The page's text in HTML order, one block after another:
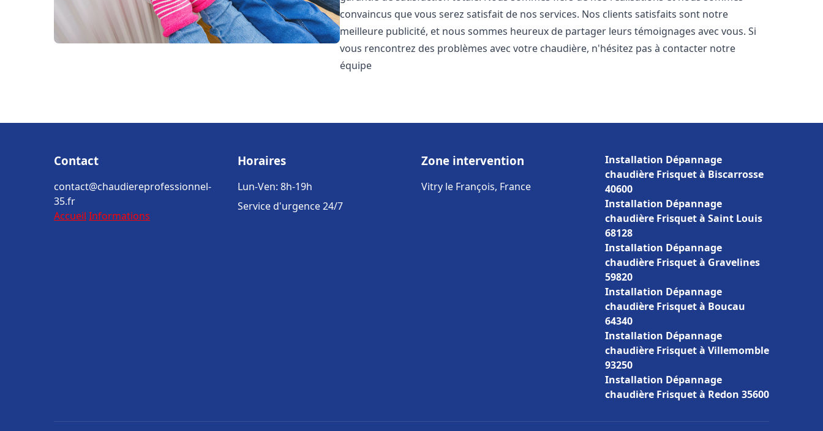
convaincus que vous serez satisfait de nos services. Nos clients satisfaits sont notre
meilleure publicité, et nous sommes heureux de partager leurs témoignages avec vous. Si
vous rencontrez des problèmes avec votre chaudière, n'hésitez pas à contacter notre
équipe
Contact
contact@chaudiereprofessionnel-
35.fr
Accueil Informations
Horaires
Lun-Ven: 8h-19h
Service d'urgence 24/7
Zone intervention
Vitry le François, France
Installation Dépannage
chaudière Frisquet à Biscarrosse
40600
Installation Dépannage
chaudière Frisquet à Saint Louis
68128
Installation Dépannage
chaudière Frisquet à Gravelines
59820
Installation Dépannage
chaudière Frisquet à Boucau
64340
Installation Dépannage
chaudière Frisquet à Villemomble
93250
Installation Dépannage
chaudière Frisquet à Redon 35600